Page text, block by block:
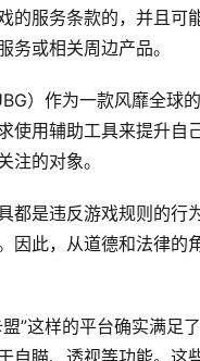
的服务条款的，并且可
或相关周边产品。
）作为一款风靡全球
用辅助工具来提升自
的对象。
都是违反游戏规则的行
因此，从道德和法律的
”这样的平台确实满足